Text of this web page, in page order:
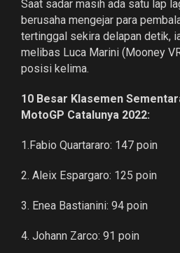
Saat sadar masih ada satu lap
berusaha mengejar para
tertinggal sekira delapan detik,
melibas Luca Marini (Mooney
posisi kelima.
10 Besar Klasemen
MotoGP Catalunya 2022:
1.Fabio Quartararo: 147 poin
2. Aleix Espargaro: 125 poin
3. Enea Bastianini: 94 poin
4. Johann Zarco: 91 poin